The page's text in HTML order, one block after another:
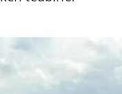
Şırnak
Bartın